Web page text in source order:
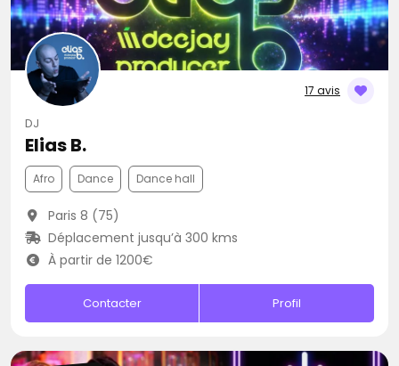
17 avis
DJ
Elias B.
Afro Dance Dance hall
Paris 8 (75)
Déplacement jusqu’à 300 kms
À partir de 1200€
Contacter Profil